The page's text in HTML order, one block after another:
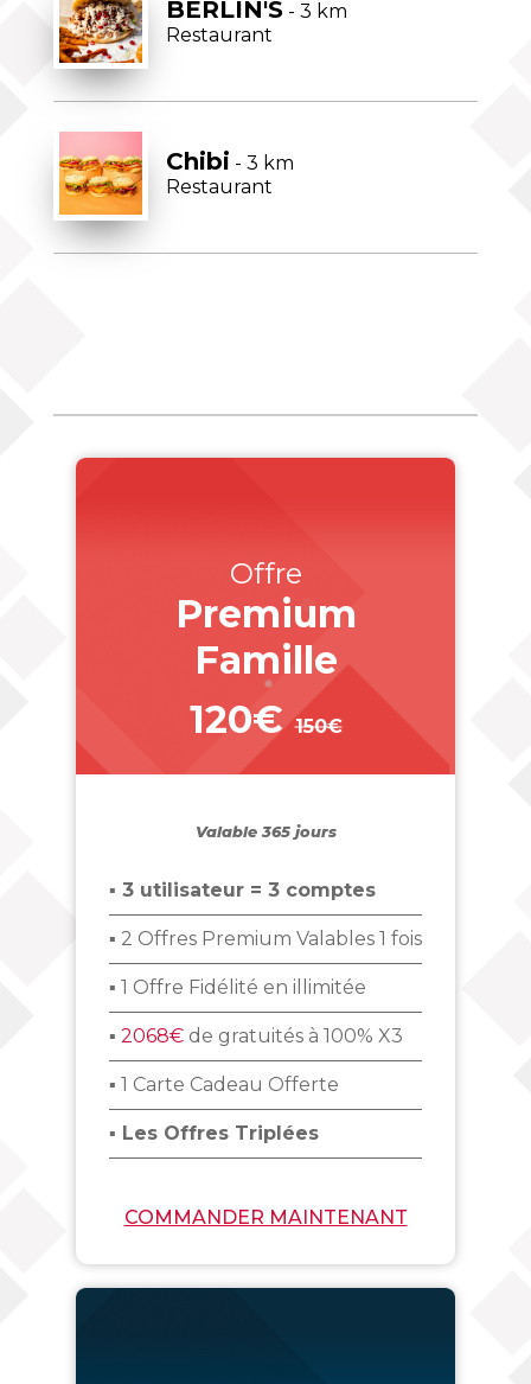
BERLIN'S- 3 km
Restaurant
Chibi - 3 km
Restaurant
Offre
Premium
Famille
120€ 150€
_
Valable 365 jours
▪ 3 utilisateur = 3 comptes
▪ 2 Offres Premium Valables 1 fois
▪ 1 Offre Fidélité en illimitée
▪ 2068€ de gratuités à 100% X3
▪ 1 Carte Cadeau Offerte
▪ Les Offres Triplées
COMMANDER MAINTENANT